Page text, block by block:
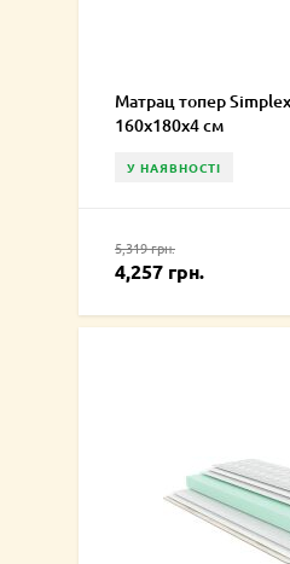
Матрац топер
160х180х4 см
У НАЯВНОСТІ
5,319 грн.
4,257 грн.